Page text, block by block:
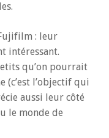
: leur
intéressant.
qu’on pourrait
(c’est l’objectif qui
aussi leur côté
le monde de